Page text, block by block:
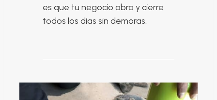
es que tu negocio abra y cierre
todos los días sin demoras.